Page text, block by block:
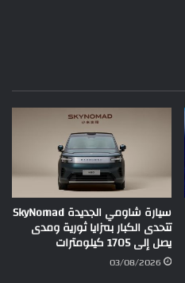
سيارة شاومي الجديدة SkyNomad
تتحدى الكبار بمزايا ثورية ومدى
يصل إلى 1705 كيلومترات
03/08/2026